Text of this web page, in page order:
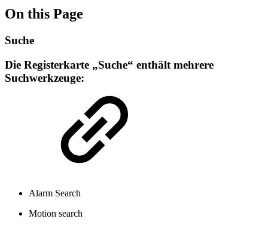
On this Page
Suche
Die Registerkarte „Suche“ enthält mehrere
Suchwerkzeuge:
Alarm Search
Motion search